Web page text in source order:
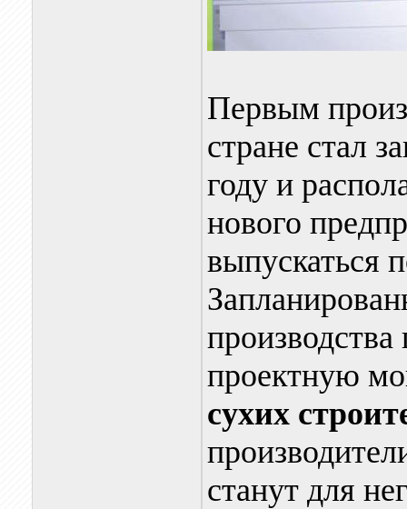
Первым
стране стал
году и
нового
выпускаться
производства
проектную
сухих
станут для